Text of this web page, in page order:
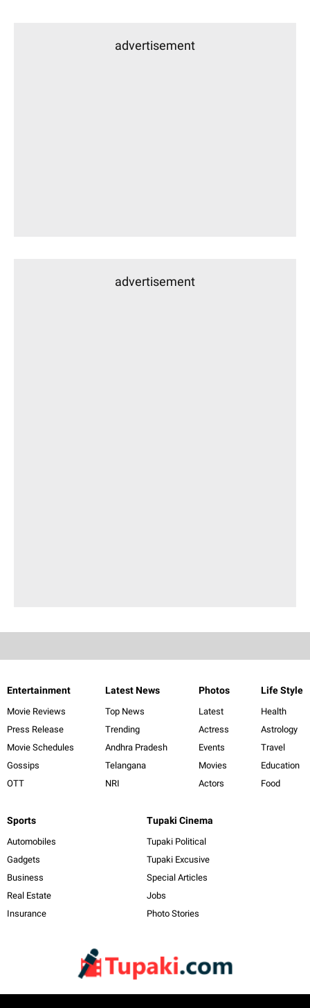
advertisement
advertisement
Entertainment
Movie Reviews
Press Release
Movie Schedules
Gossips
OTT
Latest News
Top News
Trending
Andhra Pradesh
Telangana
NRI
Photos
Latest
Actress
Events
Movies
Actors
Life Style
Health
Astrology
Travel
Education
Food
Sports
Automobiles
Gadgets
Business
Real Estate
Insurance
Tupaki Cinema
Tupaki Political
Tupaki Excusive
Special Articles
Jobs
Photo Stories